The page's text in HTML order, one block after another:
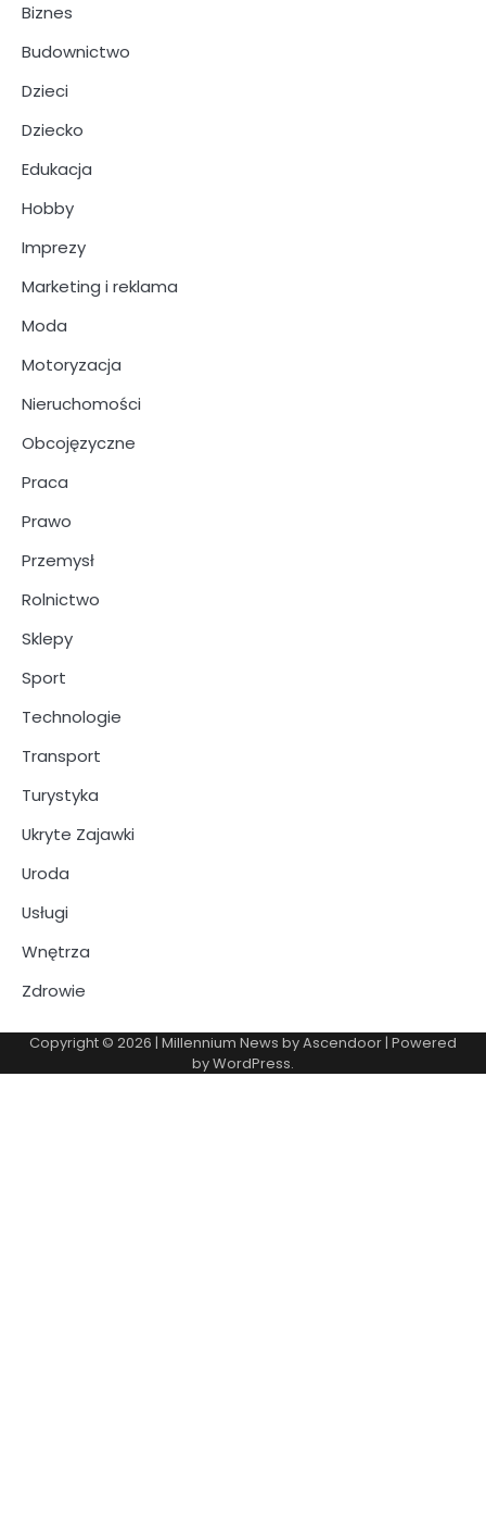
Biznes
Budownictwo
Dzieci
Dziecko
Edukacja
Hobby
Imprezy
Marketing i reklama
Moda
Motoryzacja
Nieruchomości
Obcojęzyczne
Praca
Prawo
Przemysł
Rolnictwo
Sklepy
Sport
Technologie
Transport
Turystyka
Ukryte Zajawki
Uroda
Usługi
Wnętrza
Zdrowie
Copyright © 2026 | Millennium News byAscendoor | Powered
byWordPress.